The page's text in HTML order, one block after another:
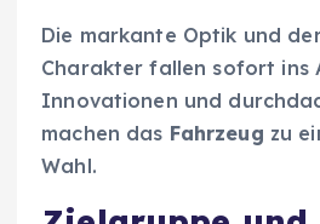
Die markante Optik und
Charakter fallen sofort ins
Innovationen und
machen das Fahrzeug zu
Wahl.